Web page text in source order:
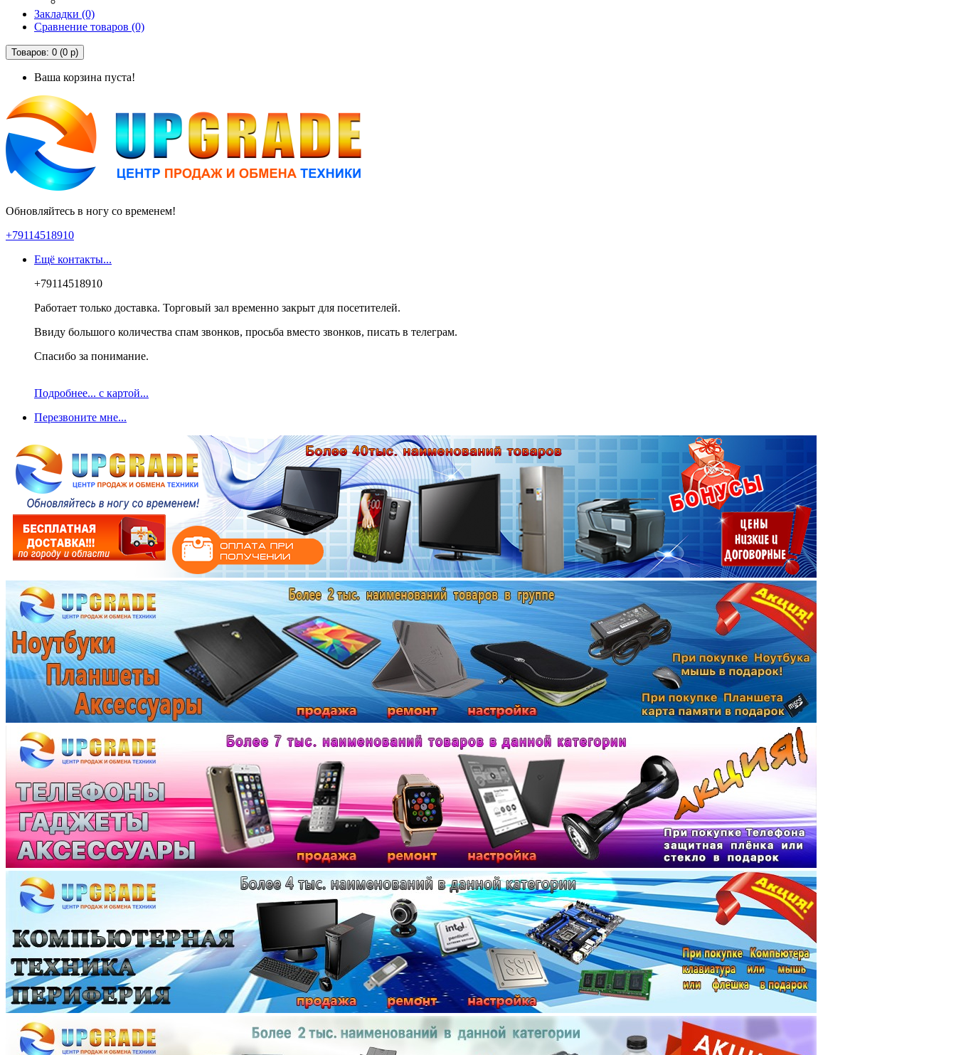
Закладки (0)
Сравнение товаров (0)
Товаров: 0 (0 р)
Ваша корзина пуста!
Обновляйтесь в ногу со временем!
+79114518910
Ещё контакты...
+79114518910
Работает только доставка. Торговый зал временно закрыт для посетителей.
Ввиду большого количества спам звонков, просьба вместо звонков, писать в телеграм.
Спасибо за понимание.
Подробнее... с картой...
Перезвоните мне...